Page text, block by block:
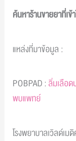
ค้นหาร้านขายยาที่เ
แหล่งที่มาข้อมูล :
POBPAD :ลิ่มเลือ
พบแพทย์
โรงพยาบาลเวิลด์เ